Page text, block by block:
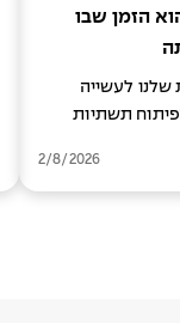
הזמן שבו
לעשייה
תשתיות
2/8/2026